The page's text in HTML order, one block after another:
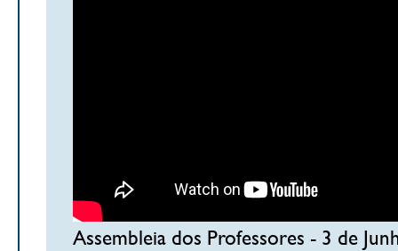
Assembleia dos Professores - 3 de